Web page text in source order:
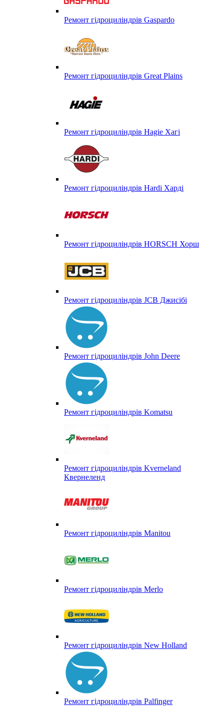
Ремонт гідроциліндрів Gaspardo
Ремонт гідроциліндрів Great Plains
Ремонт гідроциліндрів Hagie Хагі
Ремонт гідроциліндрів Hardi Харді
Ремонт гідроциліндрів HORSCH Хорш
Ремонт гідроциліндрів JCB Джисібі
Ремонт гідроциліндрів John Deere
Ремонт гідроциліндрів Komatsu
Ремонт гідроциліндрів Kverneland
Квернеленд
Ремонт гідроциліндрів Manitou
Ремонт гідроциліндрів Merlo
Ремонт гідроциліндрів New Holland
Ремонт гідроциліндрів Palfinger